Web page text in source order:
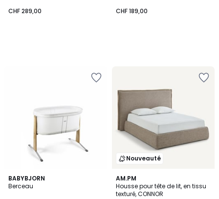
CHF 289,00
CHF 189,00
BABYBJORN
Berceau
4,5
/ 5
Nouveauté
AM.PM
Housse pour tête de lit, en tissu
texturé, CONNOR